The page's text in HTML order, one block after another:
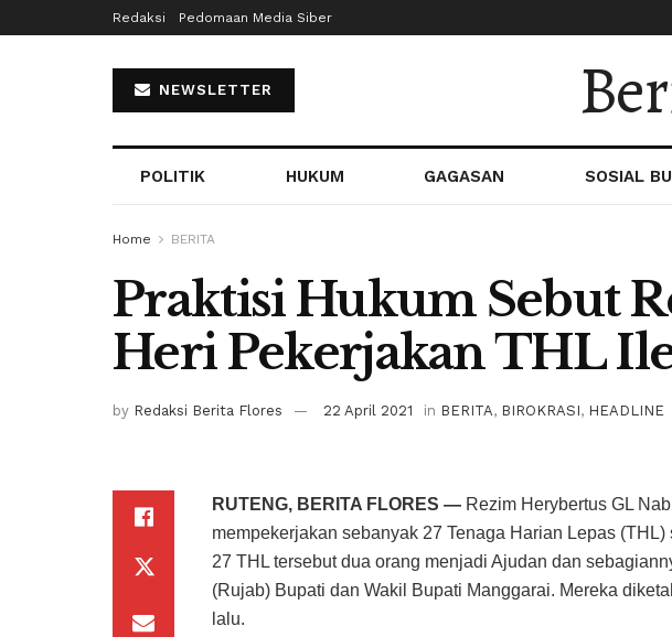
Redaksi Pedomaan Media Siber
NEWSLETTER
POLITIK HUKUM GAGASAN SOSIAL
Home BERITA
Praktisi Hukum Sebut
Heri Pekerjakan THL
by Redaksi Berita Flores 22 April 2021 in BERITA, BIROKRASI, HEADLINE
RUTENG, BERITA FLORES — Rezim Herybertus GL
mempekerjakan sebanyak 27 Tenaga Harian Lepas
27 THL tersebut dua orang menjadi Ajudan dan
(Rujab) Bupati dan Wakil Bupati Manggarai. Mereka
lalu.